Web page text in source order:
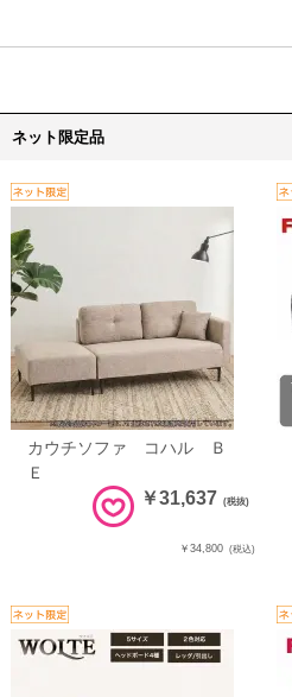
ネット限定品
カウチソファ コハル Ｂ
Ｅ
￥31,637 (税抜)
￥34,800 (税込)